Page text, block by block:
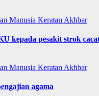
Manusia Keratan Akhbar
kepada pesakit strok
Manusia Keratan Akhbar
agama